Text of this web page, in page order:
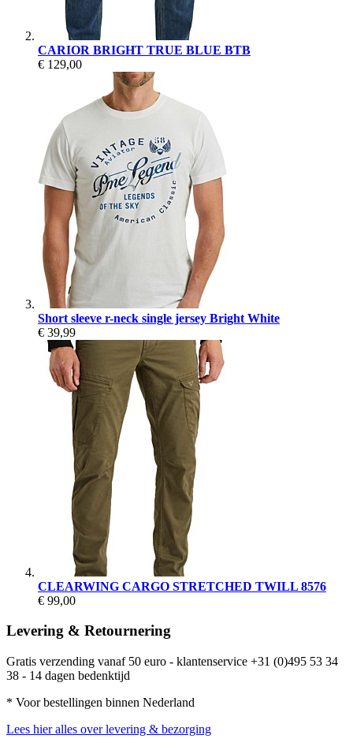
CARIOR BRIGHT TRUE BLUE BTB
€ 129,00
Short sleeve r-neck single jersey Bright White
€ 39,99
CLEARWING CARGO STRETCHED TWILL 8576
€ 99,00
Levering & Retournering
Gratis verzending vanaf 50 euro - klantenservice +31 (0)495 53 34
38 - 14 dagen bedenktijd
* Voor bestellingen binnen Nederland
Lees hier alles over levering & bezorging